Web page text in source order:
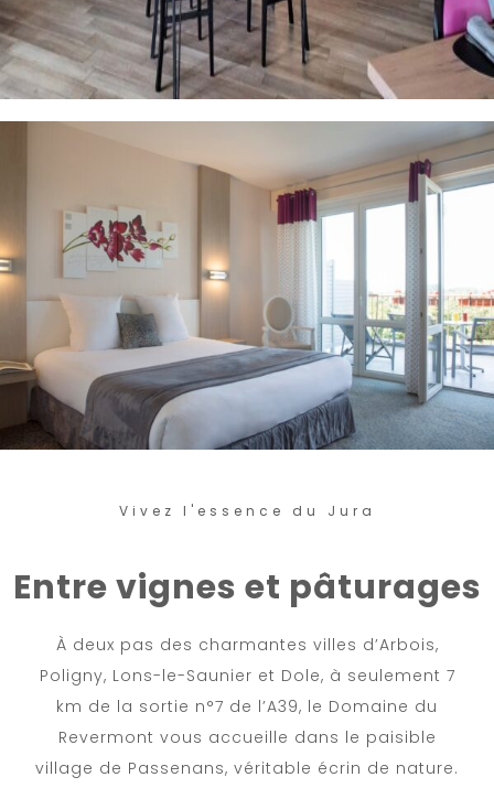
Vivez l'essence du Jura
Entre vignes et pâturages
À deux pas des charmantes villes d’Arbois,
Poligny, Lons-le-Saunier et Dole, à seulement 7
km de la sortie n°7 de l’A39, le Domaine du
Revermont vous accueille dans le paisible
village de Passenans, véritable écrin de nature.